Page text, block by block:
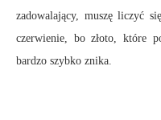
zadowalający, muszę liczyć
czerwienie, bo złoto, które
bardzo szybko znika.